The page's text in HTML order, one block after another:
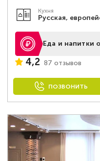
Кухня
Русская,
Еда и напитки
4,2 87 отзывов
ПОЗВОНИТЬ